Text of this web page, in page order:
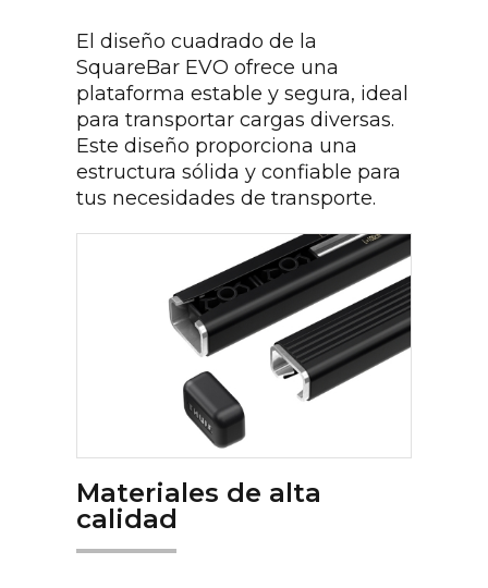
El diseño cuadrado de la
SquareBar EVO ofrece una
plataforma estable y segura, ideal
para transportar cargas diversas.
Este diseño proporciona una
estructura sólida y confiable para
tus necesidades de transporte.
Materiales de alta
calidad